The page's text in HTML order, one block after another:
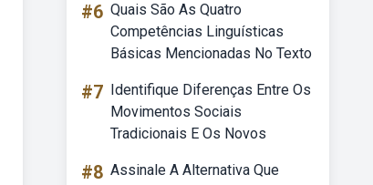
#6 Quais São As Quatro
Competências Linguísticas
Básicas Mencionadas No Texto
#7 Identifique Diferenças Entre Os
Movimentos Sociais
Tradicionais E Os Novos
#8 Assinale A Alternativa Que